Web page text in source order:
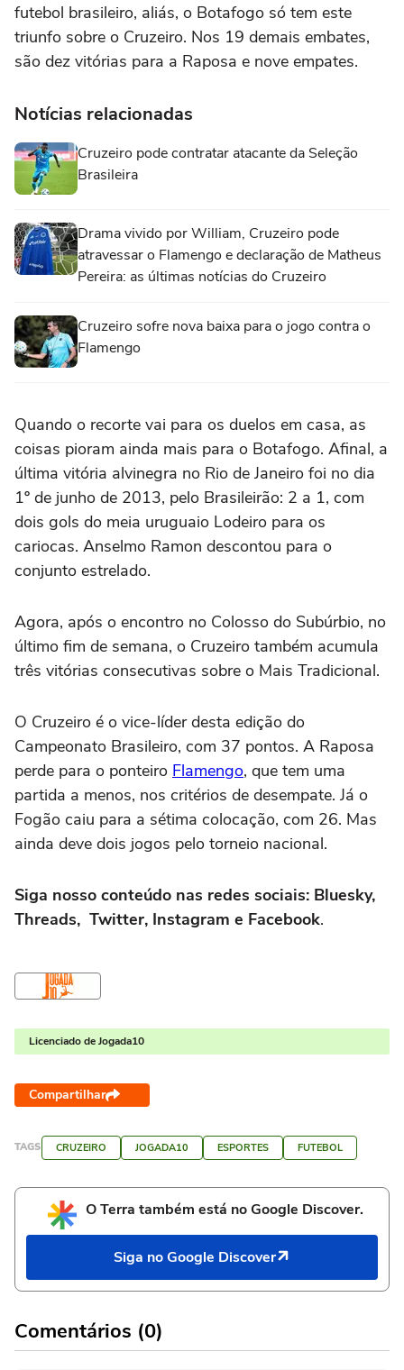
futebol brasileiro, aliás, o Botafogo só tem este
triunfo sobre o Cruzeiro. Nos 19 demais embates,
são dez vitórias para a Raposa e nove empates.
Notícias relacionadas
Cruzeiro pode contratar atacante da Seleção
Brasileira
Drama vivido por William, Cruzeiro pode
atravessar o Flamengo e declaração de Matheus
Pereira: as últimas notícias do Cruzeiro
Cruzeiro sofre nova baixa para o jogo contra o
Flamengo
Quando o recorte vai para os duelos em casa, as
coisas pioram ainda mais para o Botafogo. Afinal, a
última vitória alvinegra no Rio de Janeiro foi no dia
1º de junho de 2013, pelo Brasileirão: 2 a 1, com
dois gols do meia uruguaio Lodeiro para os
cariocas. Anselmo Ramon descontou para o
conjunto estrelado.
Agora, após o encontro no Colosso do Subúrbio, no
último fim de semana, o Cruzeiro também acumula
três vitórias consecutivas sobre o Mais Tradicional.
O Cruzeiro é o vice-líder desta edição do
Campeonato Brasileiro, com 37 pontos. A Raposa
perde para o ponteiro Flamengo, que tem uma
partida a menos, nos critérios de desempate. Já o
Fogão caiu para a sétima colocação, com 26. Mas
ainda deve dois jogos pelo torneio nacional.
Siga nosso conteúdo nas redes sociais: Bluesky,
Threads, Twitter, Instagram e Facebook.
Licenciado de Jogada10
Compartilhar
TAGS CRUZEIRO JOGADA10 ESPORTES FUTEBOL
O Terra também está no Google Discover.
Siga no Google Discover
Comentários (0)